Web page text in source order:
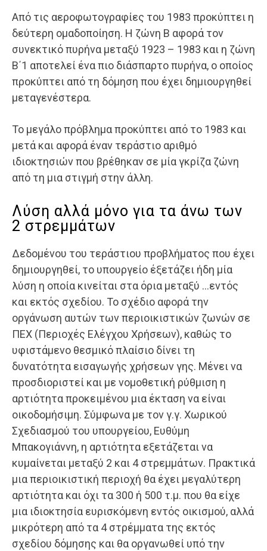
Από τις αεροφωτογραφίες του 1983 προκύπτει η
δεύτερη ομαδοποίηση. Η ζώνη Β αφορά τον
συνεκτικό πυρήνα μεταξύ 1923 – 1983 και η ζώνη
Β΄1 αποτελεί ένα πιο διάσπαρτο πυρήνα, ο οποίος
προκύπτει από τη δόμηση που έχει δημιουργηθεί
μεταγενέστερα.
Το μεγάλο πρόβλημα προκύπτει από το 1983 και
μετά και αφορά έναν τεράστιο αριθμό
ιδιοκτησιών που βρέθηκαν σε μία γκρίζα ζώνη
από τη μια στιγμή στην άλλη.
Λύση αλλά μόνο για τα άνω των
2 στρεμμάτων
Δεδομένου του τεράστιου προβλήματος που έχει
δημιουργηθεί, το υπουργείο έξετάζει ήδη μία
λύση η οποία κινείται στα όρια μεταξύ …εντός
και εκτός σχεδίου. Το σχέδιο αφορά την
οργάνωση αυτών των περιοικιστικών ζωνών σε
ΠΕΧ (Περιοχές Ελέγχου Χρήσεων), καθώς το
υφιστάμενο θεσμικό πλαίσιο δίνει τη
δυνατότητα εισαγωγής χρήσεων γης. Μένει να
προσδιοριστεί και με νομοθετική ρύθμιση η
αρτιότητα προκειμένου μια έκταση να είναι
οικοδομήσιμη. Σύμφωνα με τον γ.γ. Χωρικού
Σχεδιασμού του υπουργείου, Ευθύμη
Μπακογιάννη, η αρτιότητα εξετάζεται να
κυμαίνεται μεταξύ 2 και 4 στρεμμάτων. Πρακτικά
μια περιοικιστική περιοχή θα έχει μεγαλύτερη
αρτιότητα και όχι τα 300 ή 500 τ.μ. που θα είχε
μια ιδιοκτησία ευρισκόμενη εντός οικισμού, αλλά
μικρότερη από τα 4 στρέμματα της εκτός
σχεδίου δόμησης και θα οργανωθεί υπό την